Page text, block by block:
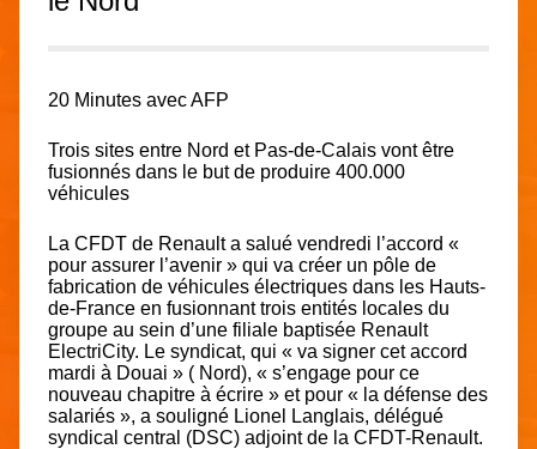
20 Minutes avec AFP
Trois sites entre Nord et Pas-de-Calais vont être
fusionnés dans le but de produire 400.000
véhicules
La CFDT de Renault a salué vendredi l’accord «
pour assurer l’avenir » qui va créer un pôle de
fabrication de véhicules électriques dans les Hauts-
de-France en fusionnant trois entités locales du
groupe au sein d’une filiale baptisée Renault
ElectriCity. Le syndicat, qui « va signer cet accord
mardi à Douai » ( Nord), « s’engage pour ce
nouveau chapitre à écrire » et pour « la défense des
salariés », a souligné Lionel Langlais, délégué
syndical central (DSC) adjoint de la CFDT-Renault.